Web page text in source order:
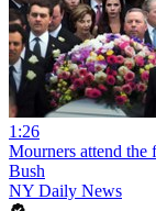
1:26
Mourners attend the
Bush
NY Daily News